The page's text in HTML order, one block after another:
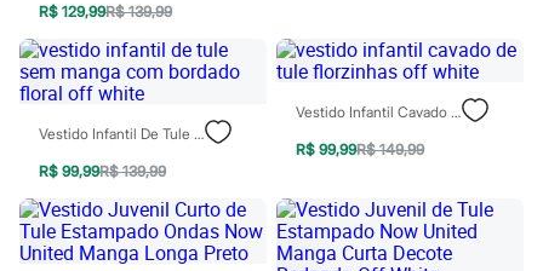
Perfumes árabes
Novidades
Cabelos
Condicionador
Escovas e Pentes
Finalizadores
Shampoo
Tratamento
Hidratante
Protetor solar
Tratamento
R$ 129,99R$ 139,99
Vestido Infantil De Tule Sem Manga Com Bordado Floral Off White
R$ 99,99R$ 139,99
Vestido Infantil Cavado De Tule Florzinhas Off White
R$ 99,99R$ 149,99